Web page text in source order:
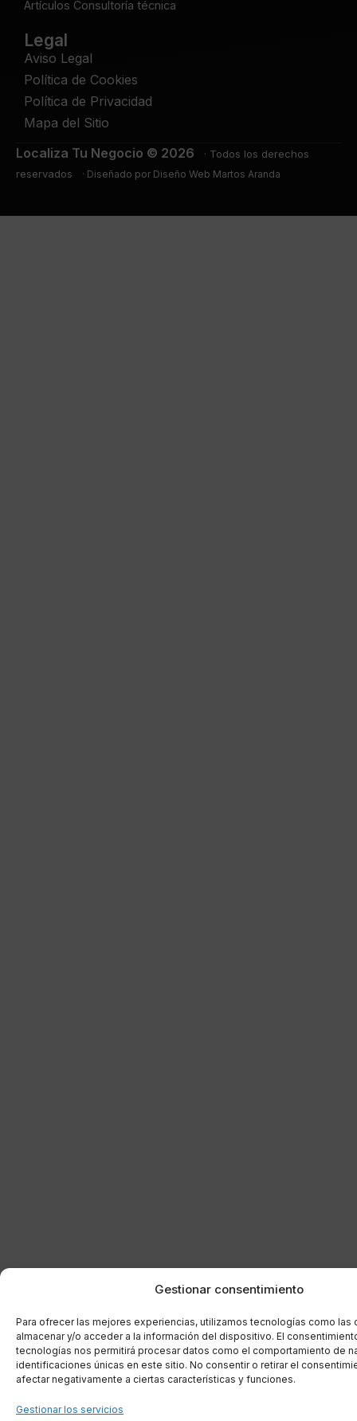
Artículos Consultoría técnica
Legal
Aviso Legal
Política de Cookies
Política de Privacidad
Mapa del Sitio
Localiza Tu Negocio © 2026
· Todos los derechos
reservados
· Diseñado por Diseño Web Martos Aranda
Gestionar consentimiento
Para ofrecer las mejores experiencias, utilizamos tecnologías como las
almacenar y/o acceder a la información del dispositivo. El
tecnologías nos permitirá procesar datos como el comportamiento de
identificaciones únicas en este sitio. No consentir o retirar el
afectar negativamente a ciertas características y funciones.
Gestionar los servicios